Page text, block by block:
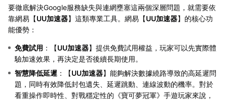
要徹底解決Google服務缺失與連網壅塞這兩個深層問題，就需要依
靠網易【UU加速器】這類專業工具。網易【UU加速器】的核心功
能優勢：
免費試用 ：【UU加速器】提供免費試用權益，玩家可以先實際體
驗加速效果，再決定是否後續長期使用。
智慧降低延遲 ：【UU加速器】能夠解決數據繞路導致的高延遲問
題，同時有效降低封包遺失、延遲跳動、連線波動的機率。對於
看重操作即時性、對戰穩定性的《寶可夢冠軍》手遊玩家來說，